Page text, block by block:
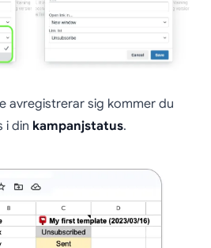
avregistrerar sig kommer du
i din kampanjstatus.